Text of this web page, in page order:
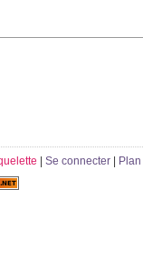
Se connecter
Plan